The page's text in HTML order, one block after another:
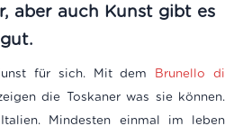
aber auch Kunst gibt es
für sich. Mit dem Brunello di
die Toskaner was sie können.
Mindesten einmal im leben